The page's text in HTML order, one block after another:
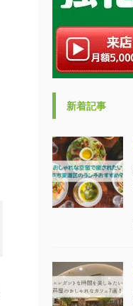
新着記事